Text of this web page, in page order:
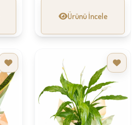
Ürünü İncele